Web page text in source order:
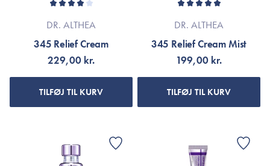
DR. ALTHEA
345 Relief Cream
229,00 kr.
TILFØJ TIL KURV
DR. ALTHEA
345 Relief Cream Mist
199,00 kr.
TILFØJ TIL KURV